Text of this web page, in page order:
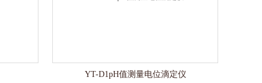
YT-D1pH值测量电位滴定仪